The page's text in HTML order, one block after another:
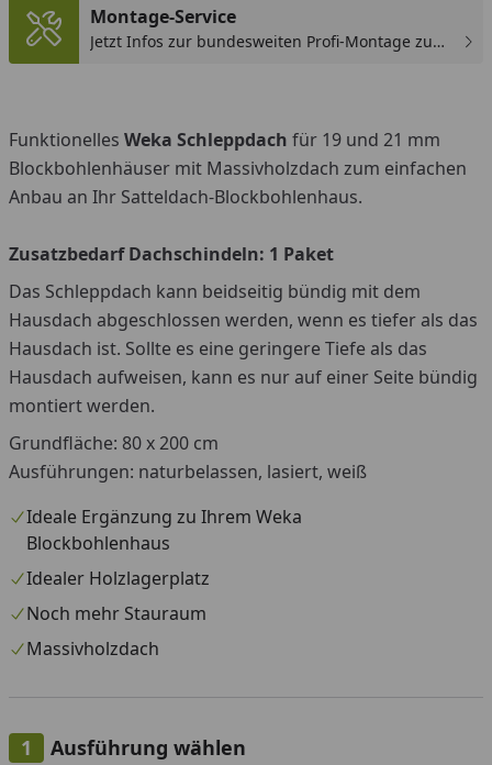
Montage-Service
Jetzt Infos zur bundesweiten Profi-Montage zum
Funktionelles Weka Schleppdach für 19 und 21 mm
Blockbohlenhäuser mit Massivholzdach zum einfachen
Anbau an Ihr Satteldach-Blockbohlenhaus.
Zusatzbedarf Dachschindeln: 1 Paket
Das Schleppdach kann beidseitig bündig mit dem
Hausdach abgeschlossen werden, wenn es tiefer als das
Hausdach ist. Sollte es eine geringere Tiefe als das
Hausdach aufweisen, kann es nur auf einer Seite bündig
montiert werden.
Grundfläche: 80 x 200 cm
Ausführungen: naturbelassen, lasiert, weiß
Ideale Ergänzung zu Ihrem Weka
Blockbohlenhaus
Idealer Holzlagerplatz
Noch mehr Stauraum
Massivholzdach
Ausführung wählen